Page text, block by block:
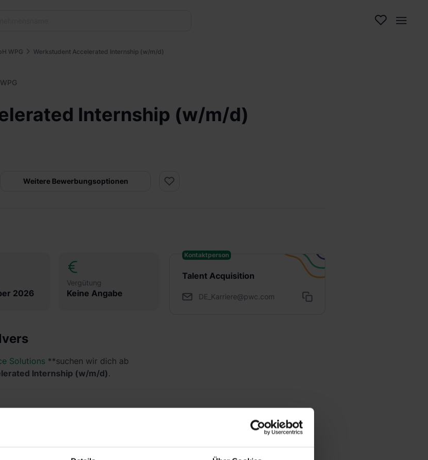
WPG Werkstudent Accelerated Internship (w/m/d)
Internship (w/m/d)
Weitere Bewerbungsoptionen
2026
Vergütung
Keine Angabe
Solutions **suchen wir dich ab
Internship (w/m/d).
der Wirtschaftsprüfung und
Kontaktperson
Talent Acquisition
DE_Karriere@pwc.com